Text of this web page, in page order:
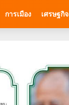
การเมือง เศรษฐกิจ